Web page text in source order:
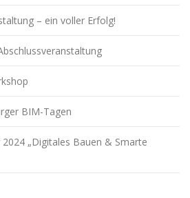
– ein voller Erfolg!
BIM-Tagen
„Digitales Bauen & Smarte